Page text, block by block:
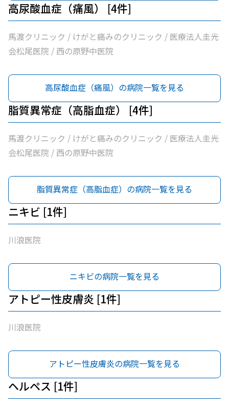
高尿酸血症（痛風） [4件]
馬渡クリニック / けがと痛みのクリニック / 医療法人圭光
会松尾医院 / 西の原野中医院
高尿酸血症（痛風）の病院一覧を見る
脂質異常症（高脂血症） [4件]
馬渡クリニック / けがと痛みのクリニック / 医療法人圭光
会松尾医院 / 西の原野中医院
脂質異常症（高脂血症）の病院一覧を見る
ニキビ [1件]
川浪医院
ニキビの病院一覧を見る
アトピー性皮膚炎 [1件]
川浪医院
アトピー性皮膚炎の病院一覧を見る
ヘルペス [1件]